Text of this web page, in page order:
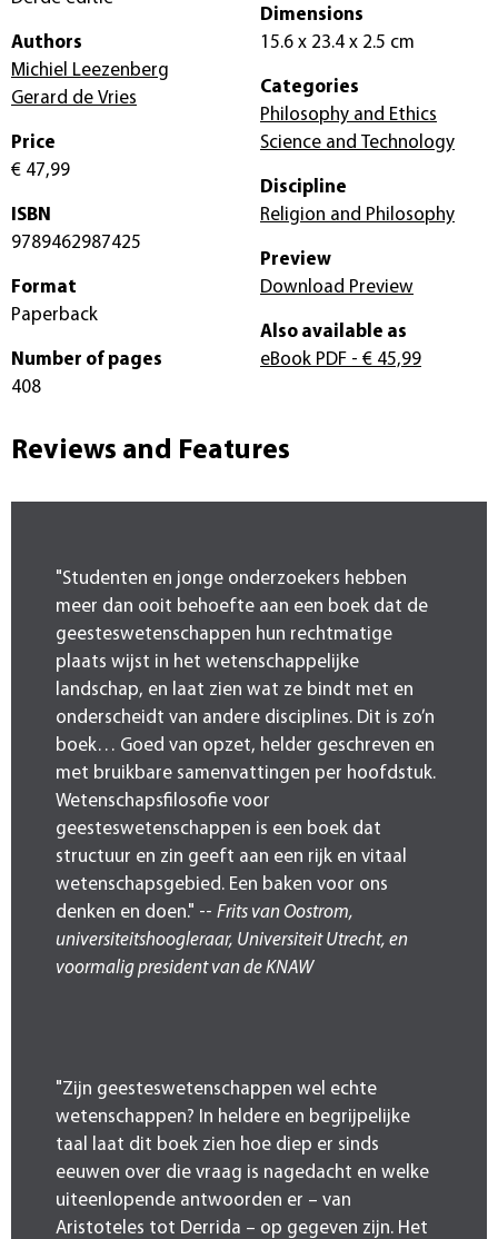
Authors
Michiel Leezenberg
Gerard de Vries
Price
€ 47,99
ISBN
9789462987425
Format
Paperback
Number of pages
408
Dimensions
15.6 x 23.4 x 2.5 cm
Categories
Philosophy and Ethics
Science and Technology
Discipline
Religion and Philosophy
Preview
Download Preview
Also available as
eBook PDF - € 45,99
Reviews and Features
"Studenten en jonge onderzoekers hebben
meer dan ooit behoefte aan een boek dat de
geesteswetenschappen hun rechtmatige
plaats wijst in het wetenschappelijke
landschap, en laat zien wat ze bindt met en
onderscheidt van andere disciplines. Dit is zo’n
boek… Goed van opzet, helder geschreven en
met bruikbare samenvattingen per hoofdstuk.
Wetenschapsfilosofie voor
geesteswetenschappen is een boek dat
structuur en zin geeft aan een rijk en vitaal
wetenschapsgebied. Een baken voor ons
denken en doen." -- Frits van Oostrom,
universiteitshoogleraar, Universiteit Utrecht, en
voormalig president van de KNAW
"Zijn geesteswetenschappen wel echte
wetenschappen? In heldere en begrijpelijke
taal laat dit boek zien hoe diep er sinds
eeuwen over die vraag is nagedacht en welke
uiteenlopende antwoorden er – van
Aristoteles tot Derrida – op gegeven zijn. Het